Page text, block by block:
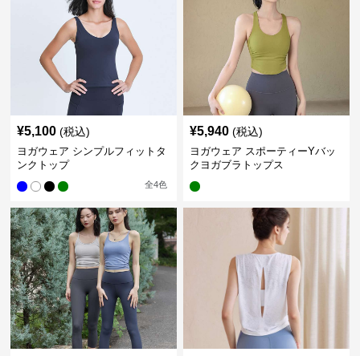
¥5,100 (税込)
ヨガウェア シンプルフィットタ
ンクトップ
全4色
¥5,940 (税込)
ヨガウェア スポーティーYバッ
クヨガブラトップス